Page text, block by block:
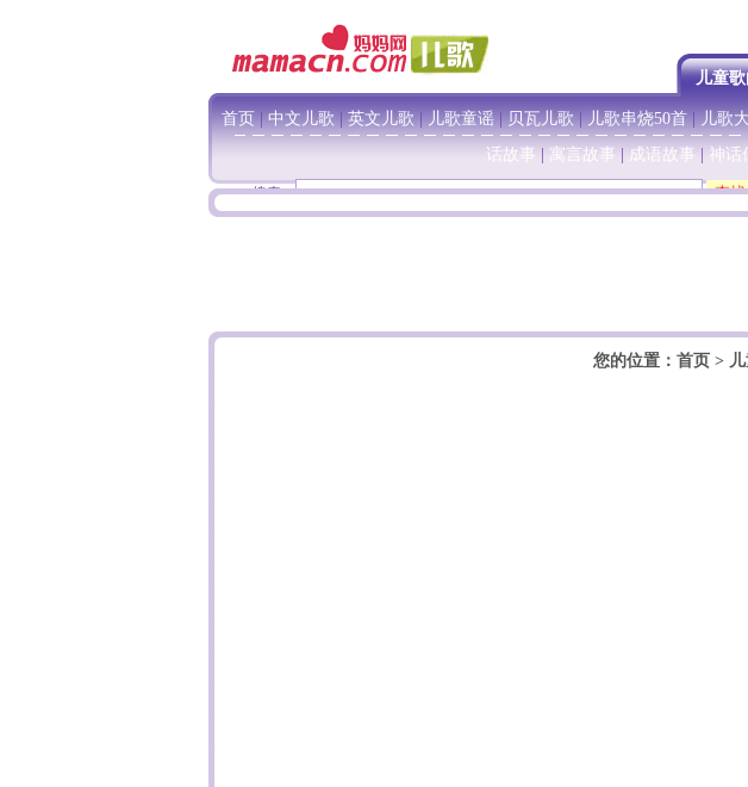
儿童
首页|中文儿歌|英文儿歌|儿歌童谣|贝瓦儿歌|儿歌串烧50首|儿歌
话故事
寓言故事 成语故事 神话
搜索：
您的位置： 首页>